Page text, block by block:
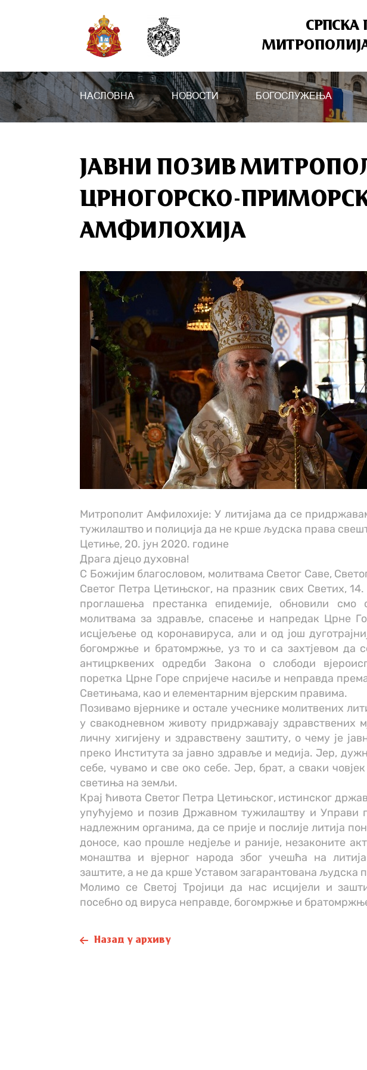
СРПСКА
НАСЛОВНА НОВОСТИ БОГОСЛУЖЕЊА
ЈАВНИ ПОЗИВ
ЦРНОГОРСКО-
АМФИЛОХИЈА
Митрополит Амфилохије: У литијама да се
тужилаштво и полиција да не крше људска права
Цетиње, 20. јун 2020. године
Драга дјецо духовна!
С Божијим благословом, молитвама Светог Саве,
Светог Петра Цетињског, на празник свих Светих, 14.
проглашења престанка епидемије, обновили смо
молитвама за здравље, спасење и напредак Црне
исцјељење од коронавируса, али и од још
богомржње и братомржње, уз то и са захтјевом да
антицрквених одредби Закона о слободи
поретка Црне Горе спријече насиље и неправда
Светињама, као и елементарним вјерским правима.
Позивамо вјернике и остале учеснике молитвених
у свакодневном животу придржавају здравствених
личну хигијену и здравствену заштиту, о чему је
преко Института за јавно здравље и медија. Јер,
себе, чувамо и све око себе. Јер, брат, а сваки човјек
светиња на земљи.
Крај ћивота Светог Петра Цетињског, истинског
упућујемо и позив Државном тужилаштву и Управи
надлежним органима, да се прије и послије литија
доносе, као прошле недјеље и раније, незаконите
монаштва и вјерног народа због учешћа на
заштите, а не да крше Уставом загарантована људска
Молимо се Светој Тројици да нас исцијели и
посебно од вируса неправде, богомржње и
Назад у архиву